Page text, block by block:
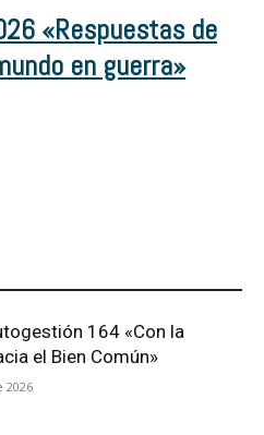
«Respuestas de
en guerra»
164 «Con la
el Bien Común»
2026